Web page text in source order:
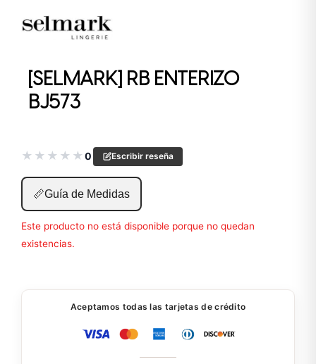
[SELMARK] RB ENTERIZO
BJ573
★ ★ ★ ★ ★0 Escribir reseña
📏Guía de Medidas
Este producto no está disponible porque no quedan
existencias.
Aceptamos todas las tarjetas de crédito